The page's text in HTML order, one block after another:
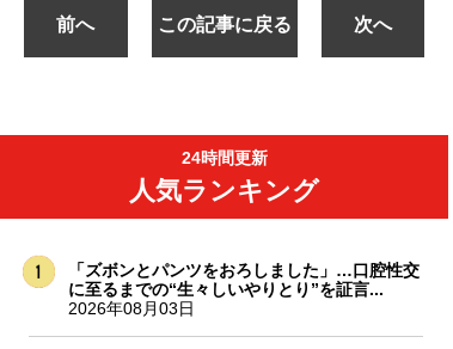
前へ この記事に戻る 次へ
24時間更新
人気ランキング
「ズボンとパンツをおろしました」…口腔性交
に至るまでの“生々しいやりとり”を証言...
2026年08月03日